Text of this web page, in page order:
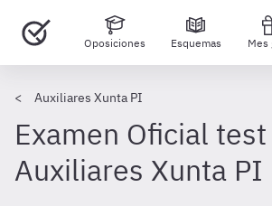
Oposiciones Esquemas Mes
Auxiliares Xunta PI
Examen Oficial test
Auxiliares Xunta